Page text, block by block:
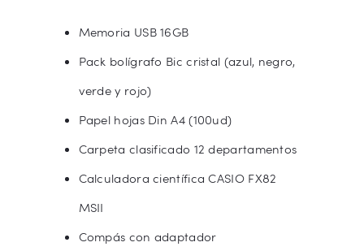
Memoria USB 16GB
Pack bolígrafo Bic cristal (azul, negro,
verde y rojo)
Papel hojas Din A4 (100ud)
Carpeta clasificado 12 departamentos
Calculadora científica CASIO FX82
MSII
Compás con adaptador